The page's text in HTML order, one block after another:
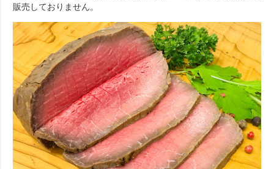
販売しておりません。